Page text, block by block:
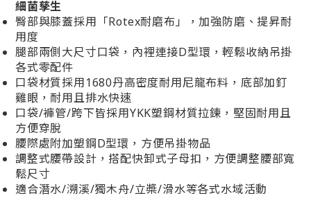
細菌孳生
臀部與膝蓋採用「Rotex耐磨布」，加強防磨、提昇耐
用度
腿部兩側大尺寸口袋，內裡連接D型環，輕鬆收納吊掛
各式零配件
口袋材質採用1680丹高密度耐用尼龍布料，底部加釘
雞眼，耐用且排水快速
口袋/褲管/跨下皆採用YKK塑鋼材質拉鍊，堅固耐用且
方便穿脫
腰際處附加塑鋼D型環，方便吊掛物品
調整式腰帶設計，搭配快卸式子母扣，方便調整腰部寬
鬆尺寸
適合潛水/溯溪/獨木舟/立槳/滑水等各式水域活動